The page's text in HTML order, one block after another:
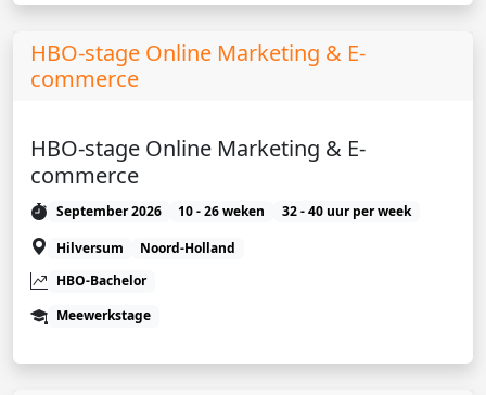
HBO-stage Online Marketing & E-
commerce
HBO-stage Online Marketing & E-
commerce
September 2026 10 - 26 weken
32 - 40 uur per week
Hilversum
Noord-Holland
HBO-Bachelor
Meewerkstage